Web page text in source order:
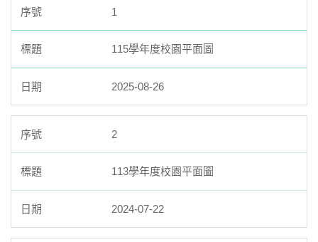
西松亮點
行事曆
家長專區
教育品質保證
1
115學年度校園平面圖
2025-08-26
2
113學年度校園平面圖
2024-07-22